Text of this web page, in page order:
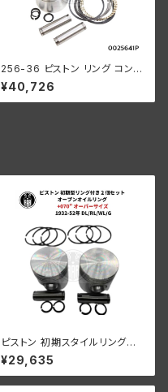
256-36 ピストン リング コンプ
リート .040オーバーサイズ 19
36-47年 E/EL
¥40,726
ピストン 初期スタイルリング付
き 2 個セット オープン オイル リ
ング +070" OS 1932-52年 D
L/RL/WL/G
¥29,635